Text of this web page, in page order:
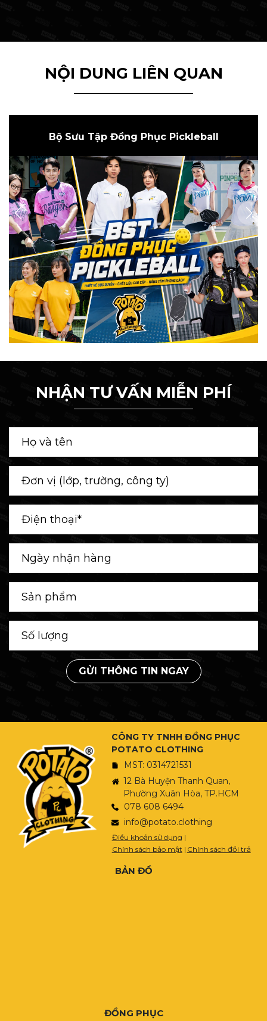
NỘI DUNG LIÊN QUAN
Bộ Sưu Tập Đồng Phục Pickleball
NHẬN TƯ VẤN MIỄN PHÍ
GỬI THÔNG TIN NGAY
CÔNG TY TNHH ĐỒNG PHỤC
POTATO CLOTHING
MST: 0314721531
12 Bà Huyện Thanh Quan,
Phường Xuân Hòa, TP.HCM
078 608 6494
info@potato.clothing
Điều khoản sử dụng |
Chính sách bảo mật | Chính sách đổi trả
BẢN ĐỒ
ĐỒNG PHỤC